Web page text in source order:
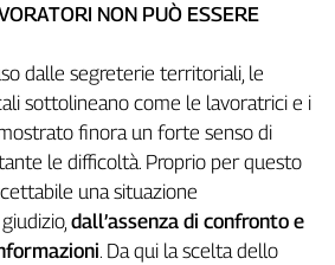
NON PUÒ ESSERE
dalle segreterie territoriali, le
sottolineano come le lavoratrici e i
finora un forte senso di
le difficoltà. Proprio per questo
una situazione
dall’assenza di confronto e
. Da qui la scelta dello